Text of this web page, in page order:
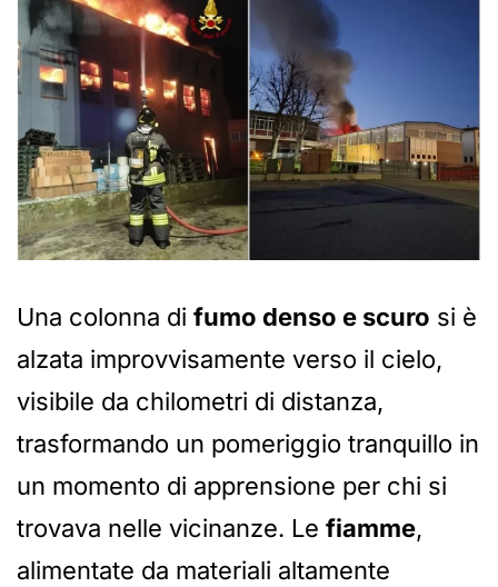
Una colonna di fumo denso e scuro si è
alzata improvvisamente verso il cielo,
visibile da chilometri di distanza,
trasformando un pomeriggio tranquillo in
un momento di apprensione per chi si
trovava nelle vicinanze. Le fiamme,
alimentate da materiali altamente